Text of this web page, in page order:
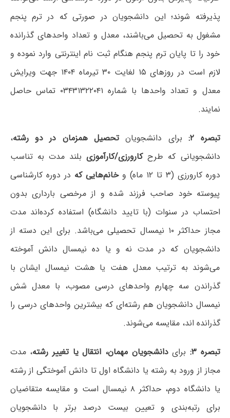
پذیرفته شوند؛ این دانشجویان در صورتی که در ترم پنجم
مشغول به تحصیل می‌باشند، معدل و تعداد واحدهای گذرانده
خود را تا پایان ترم پنجم هنگام ثبت نام اینترنتی وارد نموده و
لازم است در روزهای ۱۵ لغایت ۳۰ تیرماه ۱۴۰۴ جهت ویرایش
معدل و تعداد واحدها با شماره ۰۳۴۳۱۳۲۲۰۴۱ تماس حاصل
نمایند.
تبصره ۲: برای دانشجویانتحصیل همزمان در دو رشته،
دانشجویانی که طرحکارورزی/کارآموزیبلند مدت به تناسب
دوره کارورزی (۳ تا ۱۲ ماه) و
خانم‌هایی که در دوره کارشناسی
پیوسته خود صاحب فرزند شده و از مرخصی بارداری بدون
احتساب در سنوات (با تایید دانشگاه) استفاده کرده‌اند مدت
مجاز حداکثر ۱۰ نیمسال تحصیلی می‌باشد. برای این دسته از
دانشجویان که در مدت نه و یا ده نیمسال دانش آموخته
می‌شوند به ترتیب معدل هفت یا هشت نیمسال ایشان با
گذراندن سه چهارم واحدهای درسی مصوب، با معدل شش
نیمسال دانشجویان هم رشته‌ای که بیشترین واحدهای درسی را
گذرانده اند، مقایسه می‌شوند.
تبصره ۳: برایدانشجویان مهمان، انتقال یا تغییر رشته، مدت
مجاز از ورود به رشته یا دانشگاه اول تا دانش آموختگی از رشته
یا دانشگاه دوم، حداکثر ۸ نیمسال است و مقایسه متقاضیان
برای رتبه‌بندی و تعیین بیست درصد برتر با دانشجویان